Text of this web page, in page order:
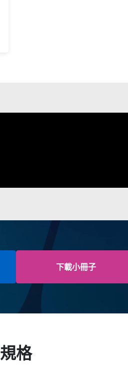
下載小冊子
規格